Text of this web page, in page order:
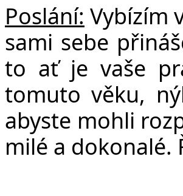
Poslání: Vybízím
sami sebe
to ať je vaše
tomuto věku,
abyste mohli
milé a dokonalé.